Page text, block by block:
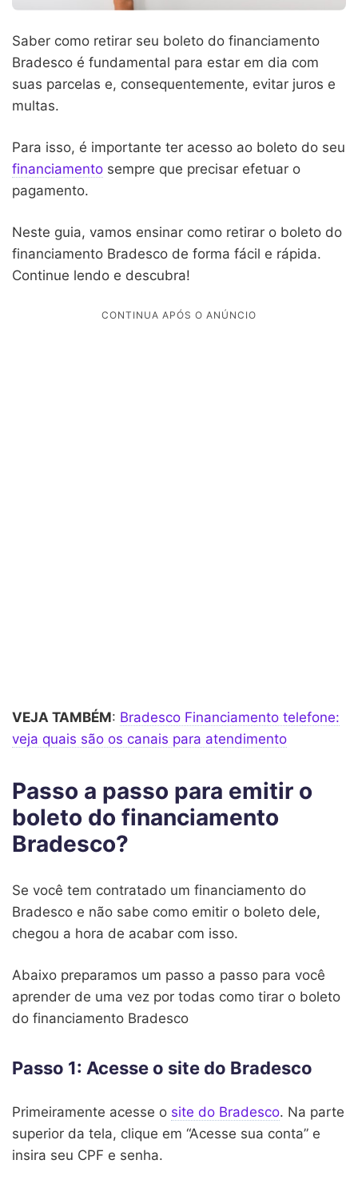
Saber como retirar seu boleto do financiamento
Bradesco é fundamental para estar em dia com
suas parcelas e, consequentemente, evitar juros e
multas.
Para isso, é importante ter acesso ao boleto do seu
financiamento sempre que precisar efetuar o
pagamento.
Neste guia, vamos ensinar como retirar o boleto do
financiamento Bradesco de forma fácil e rápida.
Continue lendo e descubra!
VEJA TAMBÉM: Bradesco Financiamento telefone:
veja quais são os canais para atendimento
Passo a passo para emitir o
boleto do financiamento
Bradesco?
Se você tem contratado um financiamento do
Bradesco e não sabe como emitir o boleto dele,
chegou a hora de acabar com isso.
Abaixo preparamos um passo a passo para você
aprender de uma vez por todas como tirar o boleto
do financiamento Bradesco
Passo 1: Acesse o site do Bradesco
Primeiramente acesse o site do Bradesco. Na parte
superior da tela, clique em “Acesse sua conta” e
insira seu CPF e senha.